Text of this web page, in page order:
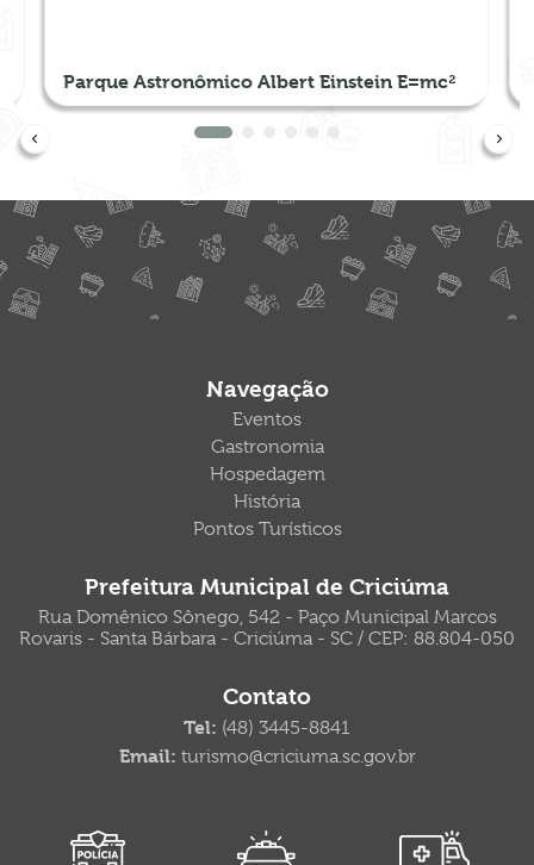
Parque Astronômico Albert Einstein E=mc²
Navegação
Eventos
Gastronomia
Hospedagem
História
Pontos Turísticos
Prefeitura Municipal de Criciúma
Rua Domênico Sônego, 542 - Paço Municipal Marcos
Rovaris - Santa Bárbara - Criciúma - SC / CEP: 88.804-050
Contato
Tel: (48) 3445-8841
Email: turismo@criciuma.sc.gov.br